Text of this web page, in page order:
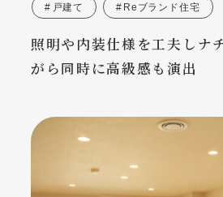
戸建て Reブランド住宅
照明や内装仕様を工夫しナ
がら同時に高級感も演出